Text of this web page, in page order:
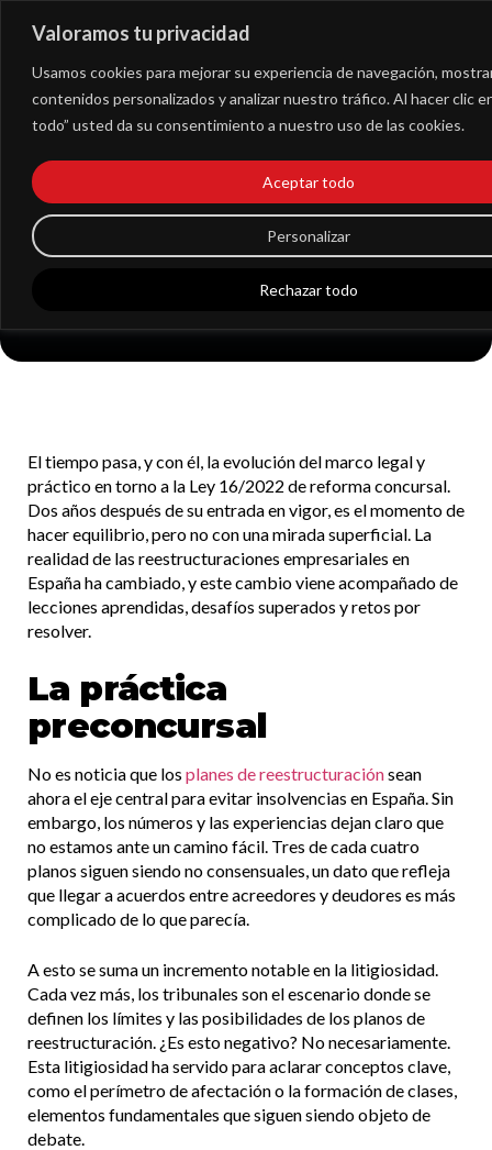
Valoramos tu privacidad
Usamos cookies para mejorar su experiencia de navegación,
contenidos personalizados y analizar nuestro tráfico. Al hacer clic
todo” usted da su consentimiento a nuestro uso de las cookies.
Personalizar
Rechazar todo
Aceptar todo
Qué hemos aprendido
en estos dos años de
reforma concursal en
España
El tiempo pasa, y con él, la evolución del marco legal y
práctico en torno a la Ley 16/2022 de reforma concursal.
Dos años después de su entrada en vigor, es el momento de
hacer equilibrio, pero no con una mirada superficial. La
realidad de las reestructuraciones empresariales en
España ha cambiado, y este cambio viene acompañado de
lecciones aprendidas, desafíos superados y retos por
resolver.
La práctica
preconcursal
No es noticia que los planes de reestructuraciónsean
ahora el eje central para evitar insolvencias en España. Sin
embargo, los números y las experiencias dejan claro que
no estamos ante un camino fácil. Tres de cada cuatro
planos siguen siendo no consensuales, un dato que refleja
que llegar a acuerdos entre acreedores y deudores es más
complicado de lo que parecía.
A esto se suma un incremento notable en la litigiosidad.
Cada vez más, los tribunales son el escenario donde se
definen los límites y las posibilidades de los planos de
reestructuración. ¿Es esto negativo? No necesariamente.
Esta litigiosidad ha servido para aclarar conceptos clave,
como el perímetro de afectación o la formación de clases,
elementos fundamentales que siguen siendo objeto de
debate.